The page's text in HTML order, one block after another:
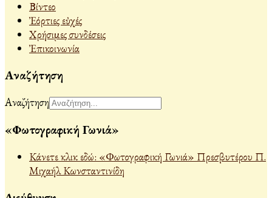
Βίντεο
Ἐόρτιες εὐχές
Χρήσιμες συνδέσεις
Ἐπικοινωνία
Αναζήτηση
Αναζήτηση
«Φωτογραφική Γωνιά»
Κάνετε κλικ εδώ: «Φωτογραφική Γωνιά» Πρεσβυτέρου Π.
Μιχαήλ Κωνσταντινίδη